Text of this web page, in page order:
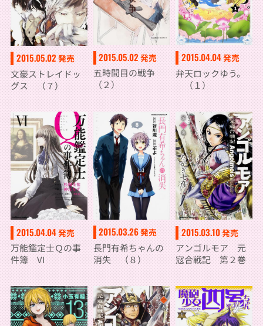
2015.05.02 発売
文豪ストレイドッ
グス （７）
2015.05.02発売
五時間目の戦争
（２）
2015.04.04発売
弁天ロックゆう。
（１）
2015.04.04発売
万能鑑定士Ｑの事
件簿 VI
2015.03.26発売
長門有希ちゃんの
消失 （８）
2015.03.10発売
アンゴルモア 元
寇合戦記 第２巻